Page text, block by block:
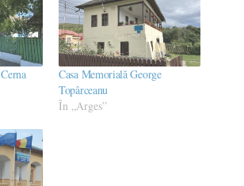
Casa Memorială George
Topârceanu
În „Arges”